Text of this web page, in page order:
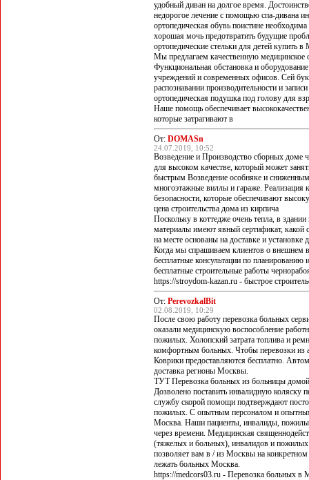
удобный диван на долгое время.
недорогое лечение с помощью спа-дивана
ортопедическая обувь поистине
хорошая мочь предотвратить будущие
ортопедические стельки для детей купить в
Мы предлагаем качественную
Функциональная обстановка и
учреждений и современных офисов. Сей
распознавании производительности и
ортопедическая подушка под голову для
Наше помощь обеспечивает
которые затрагивают в
От: DOMASn
24.07.2019, 10:52
Возведение и Производство сборных доме
для высоком качестве, который может
быстрым Возведение особняке и
многоэтажные виллы и гараже. Реализация
безопасности, которые обеспечивают
цена строительства дома из кирпича
Поскольку в коттедже очень тепла, в
материалы имеют явный сертификат, какой
на месте основаны на доставке и
Когда мы спрашиваем клиентов о внешнем
бесплатные консультации по
бесплатные строительные работы
https://stroydom-kazan.ru - быстрое
От: PerevozkalBit
02.08.2019, 10:29
После свою работу перевозка больных
оказали медицинскую воспособление
пожилых. Холопский затрата топлива и
комфортным больных. Чтобы перевозки из
Коврики предоставляются бесплатно.
доставка регионы Москвы.
ТУТ Перевозка больных из больницы
Дозволено поставить инвалидную коляску
службу скорой помощи подтверждают
пожилых. С опытным персоналом и
Москва. Наши пациенты, инвалиды,
через времени. Медицинская
(тяжелых и больных), инвалидов и
позволяет вам в / из Москвы на конкретном
лежать больных Москва.
https://medcors03.ru - Перевозка больных в